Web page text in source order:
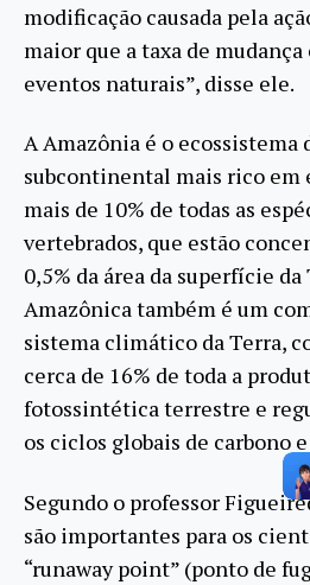
modificação causada pela
maior que a taxa de
eventos naturais”, disse ele.
A Amazônia é o ecossistema
subcontinental mais rico em
mais de 10% de todas as
vertebrados, que estão
0,5% da área da superfície
Amazônica também é um
sistema climático da Terra,
cerca de 16% de toda a
fotossintética terrestre e
os ciclos globais de carbono e
Segundo o professor
são importantes para os
“runaway point” (ponto de